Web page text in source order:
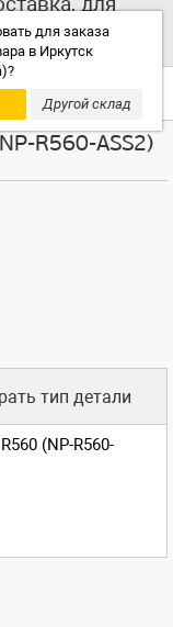
для заказа
в Иркутск
Другой склад
выбирайте
склад!
R560-ASS2)
тип детали
(NP-R560-